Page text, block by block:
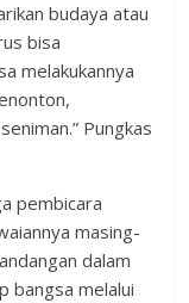
budaya atau
bisa
melakukannya
Pungkas
pembicara
masing-
dalam
bangsa melalui